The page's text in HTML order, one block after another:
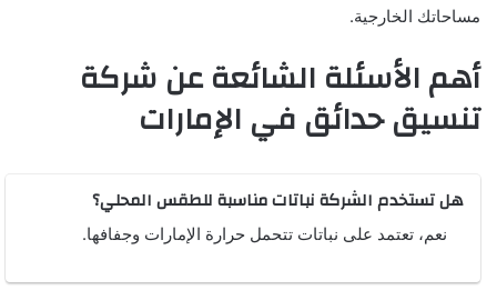
مساحاتك الخارجية.
أهم الأسئلة الشائعة عن شركة
تنسيق حدائق في الإمارات
هل تستخدم الشركة نباتات مناسبة للطقس المحلي؟
نعم، تعتمد على نباتات تتحمل حرارة الإمارات وجفافها.